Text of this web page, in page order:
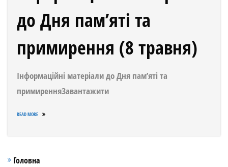
до Дня пам’яті та
примирення (8 травня)
Інформаційні матеріали до Дня пам’яті та
примиренняЗавантажити
READ MORE
Головна